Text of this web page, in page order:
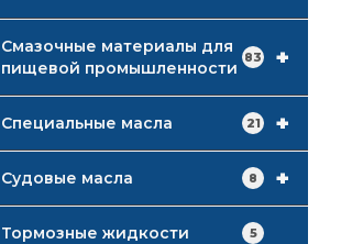
+
Смазочные материалы для
пищевой промышленности
83
+
Специальные масла 21
+
Судовые масла 8
Тормозные жидкости 5